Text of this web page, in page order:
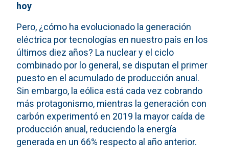
hoy
Pero, ¿cómo ha evolucionado la generación
eléctrica por tecnologías en nuestro país en los
últimos diez años? La nuclear y el ciclo
combinado por lo general, se disputan el primer
puesto en el acumulado de producción anual.
Sin embargo, la eólica está cada vez cobrando
más protagonismo, mientras la generación con
carbón experimentó en 2019 la mayor caída de
producción anual, reduciendo la energía
generada en un 66% respecto al año anterior.